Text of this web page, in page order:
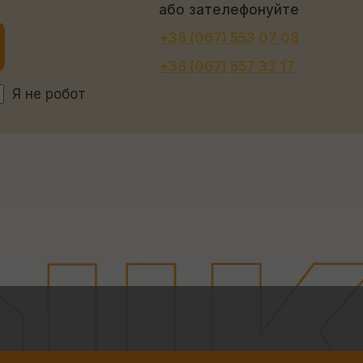
Я не робот
або зателефонуйте
+38 (067) 553 07 08
+38 (067) 557 33 17